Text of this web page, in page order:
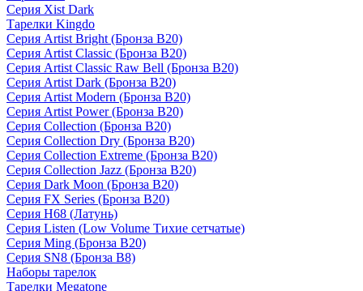
Серия Xist Dark
Тарелки Kingdo
Серия Artist Bright (Бронза B20)
Серия Artist Classic (Бронза B20)
Серия Artist Classic Raw Bell (Бронза B20)
Серия Artist Dark (Бронза B20)
Серия Artist Modern (Бронза B20)
Серия Artist Power (Бронза B20)
Серия Collection (Бронза B20)
Серия Collection Dry (Бронза B20)
Серия Collection Extreme (Бронза B20)
Серия Collection Jazz (Бронза B20)
Серия Dark Moon (Бронза B20)
Серия FX Series (Бронза B20)
Серия H68 (Латунь)
Серия Listen (Low Volume Тихие сетчатые)
Серия Ming (Бронза B20)
Серия SN8 (Бронза B8)
Наборы тарелок
Тарелки Megatone